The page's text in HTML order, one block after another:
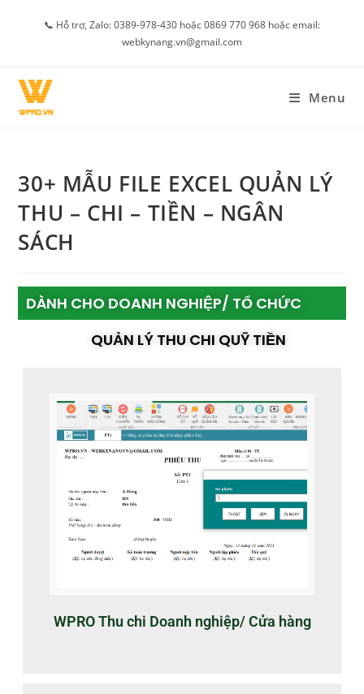
📞 Hỗ trợ, Zalo: 0389-978-430 hoặc 0869 770 968 hoặc email:
webkynang.vn@gmail.com
Menu
30+ MẪU FILE EXCEL QUẢN LÝ
THU – CHI – TIỀN – NGÂN
SÁCH
DÀNH CHO DOANH NGHIỆP/ TỔ CHỨC
QUẢN LÝ THU CHI QUỸ TIỀN
WPRO Thu chi Doanh nghiệp/ Cửa hàng